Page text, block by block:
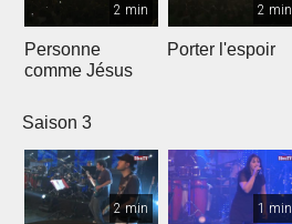
2 min
Personne
comme Jésus
2 min
Porter l'espoir
Saison 3
2 min 1 min